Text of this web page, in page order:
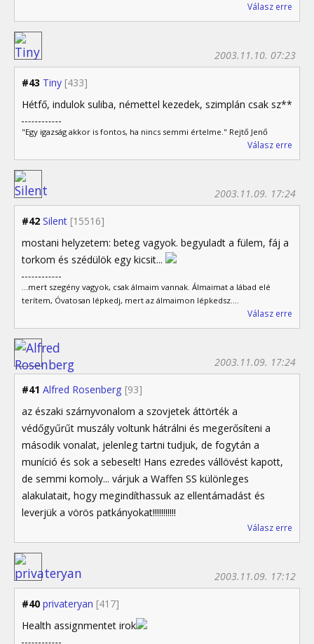
Válasz erre
#43 Tiny [433]
2003.11.10. 07:23
Hétfő, indulok suliba, némettel kezedek, szimplán csak sz**
"Egy igazság akkor is fontos, ha nincs semmi értelme." Rejtő Jenő
Válasz erre
#42 Silent [15516]
2003.11.09. 17:24
mostani helyzetem: beteg vagyok. begyuladt a fülem, fáj a
torkom és szédülök egy kicsit...
...mert szegény vagyok, csak álmaim vannak. Álmaimat a lábad elé
terítem, Óvatosan lépkedj, mert az álmaimon lépkedsz....
Válasz erre
#41 Alfred Rosenberg [93]
2003.11.09. 17:24
az északi szárnyvonalom a szovjetek áttörték a
védőgyűrűt muszály voltunk hátrálni és megerősíteni a
második vonalat, jelenleg tartni tudjuk, de fogytán a
muníció és sok a sebeselt! Hans ezredes vállövést kapott,
de semmi komoly... várjuk a Waffen SS különleges
alakulatait, hogy megindíthassuk az ellentámadást és
leverjük a vörös patkányokat!!!!!!!!!!!
Válasz erre
#40 privateryan [417]
2003.11.09. 17:12
Health assignmentet irok